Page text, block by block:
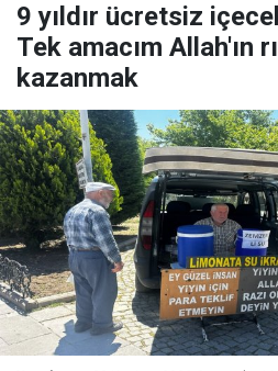
9 yıldır ücretsiz
Tek amacım Allah'ın
kazanmak